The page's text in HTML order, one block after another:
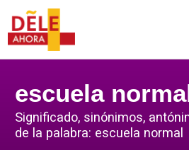
escuela
Significado, sinónimos,
de la palabra: escuela normal